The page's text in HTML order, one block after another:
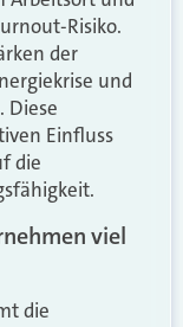
Risiko.
der
und
Diese
Einfluss
die
viel
die